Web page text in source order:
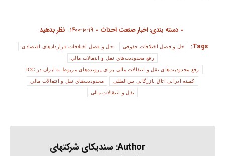
دسته بندی:اخبار صنعت احداث ۱۴۰۰-۱۰-۱۹ نظر بدهید
Tags:
حل و فصل اختلافات حقوقی حل و فصل اختلافات قراردادهای اقتصادی
رفع محدوديت‌هاي نقل و انتقالات مالي
رفع محدوديت‌هاي نقل و انتقالات مالي براي پرونده‌هاي مربوط به ايران در ICC
کمیته ایرانی اتاق بازرگانی بین‌المللی محدوديت‌هاي نقل و انتقالات مالي
نقل و انتقالات مالي
Author: سندیکای شرکتهای